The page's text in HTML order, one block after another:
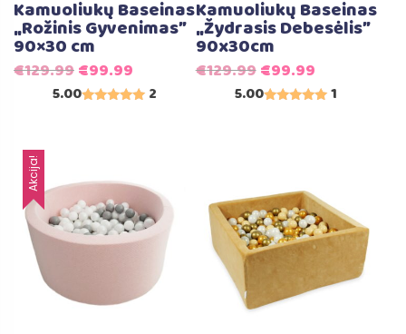
Kamuoliukų Baseinas
„Rožinis Gyvenimas”
90×30 cm
€129.99Original
price
€99.99
price
5.00 2
Kamuoliukų Baseinas
„Žydrasis Debesėlis”
90x30cm
€129.99Original
price
€99.99Current
price
5.00 1
Akcija!